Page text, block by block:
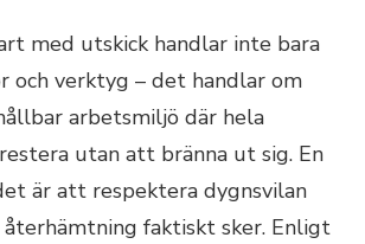
med utskick handlar inte bara
och verktyg – det handlar om
arbetsmiljö där hela
utan att bränna ut sig. En
är att respektera dygnsvilan
faktiskt sker. Enligt